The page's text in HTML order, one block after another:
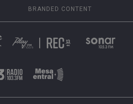
BRANDED CONTENT